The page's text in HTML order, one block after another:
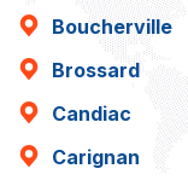
Boucherville
Brossard
Candiac
Carignan